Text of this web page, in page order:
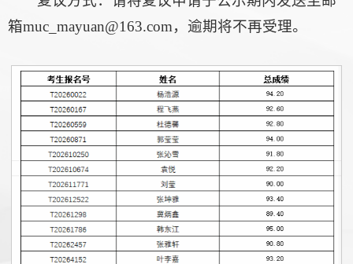
箱muc_mayuan@163.com，逾期将不再受理。